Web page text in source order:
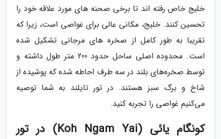
خلیج خاص رفته اند تا برخی صحنه های مورد علاقه خود را
تحسین کنند. خلیج، مکانی عالی برای غواصی است، زیرا که
تقریبا به طور کامل از صخره های مرجانی تشکیل شده
است. محدوده اصلی ساحل حدود 200 متر طول داشته و
توسط صخره‌های بلند در سه طرف احاطه شده که پوشیده از
شاخ و برگ سبز هستند. در تور تایلند به شما توصیه
می‌کنیم غواصی را تجربه کنید.
کونگام یائی (Koh Ngam Yai) در تور